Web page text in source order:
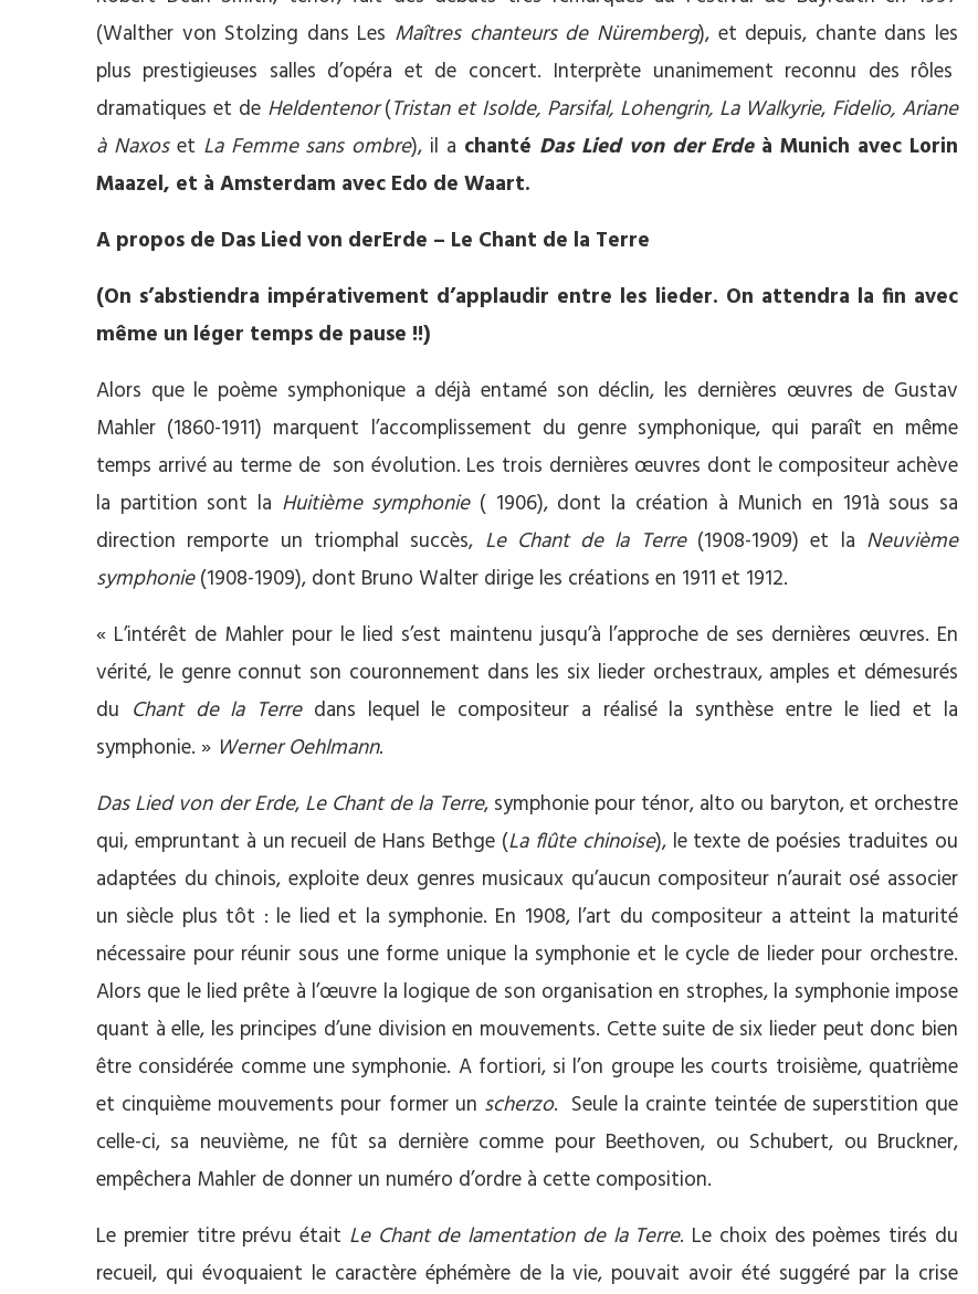
(Walther von Stolzing dans Les Maîtres chanteurs de Nüremberg), et depuis, chante dans les
plus prestigieuses salles d’opéra et de concert. Interprète unanimement reconnu des rôles
dramatiques et de Heldentenor(Tristan et Isolde, Parsifal, Lohengrin, La Walkyrie, Fidelio, Ariane
à Naxoset La Femme sans ombre), il a chanté Das Lied von der Erdeà Munich avec Lorin
Maazel, et à Amsterdam avec Edo de Waart.
A propos de Das Lied von derErde – Le Chant de la Terre
(On s’abstiendra impérativement d’applaudir entre les lieder. On attendra la fin avec
même un léger temps de pause !!)
Alors que le poème symphonique a déjà entamé son déclin, les dernières œuvres de Gustav
Mahler (1860-1911) marquent l’accomplissement du genre symphonique, qui paraît en même
temps arrivé au terme de son évolution. Les trois dernières œuvres dont le compositeur achève
la partition sont la Huitième symphonie( 1906), dont la création à Munich en 191à sous sa
direction remporte un triomphal succès, Le Chant de la Terre(1908-1909) et la Neuvième
symphonie(1908-1909), dont Bruno Walter dirige les créations en 1911 et 1912.
« L’intérêt de Mahler pour le lied s’est maintenu jusqu’à l’approche de ses dernières œuvres. En
vérité, le genre connut son couronnement dans les six lieder orchestraux, amples et démesurés
du Chant de la Terredans lequel le compositeur a réalisé la synthèse entre le lied et la
symphonie. » Werner Oehlmann.
Das Lied von der Erde, Le Chant de la Terre, symphonie pour ténor, alto ou baryton, et orchestre
qui, empruntant à un recueil de Hans Bethge (La flûte chinoise), le texte de poésies traduites ou
adaptées du chinois, exploite deux genres musicaux qu’aucun compositeur n’aurait osé associer
un siècle plus tôt : le lied et la symphonie. En 1908, l’art du compositeur a atteint la maturité
nécessaire pour réunir sous une forme unique la symphonie et le cycle de lieder pour orchestre.
Alors que le lied prête à l’œuvre la logique de son organisation en strophes, la symphonie impose
quant à elle, les principes d’une division en mouvements. Cette suite de six lieder peut donc bien
être considérée comme une symphonie. A fortiori, si l’on groupe les courts troisième, quatrième
et cinquième mouvements pour former un scherzo. Seule la crainte teintée de superstition que
celle-ci, sa neuvième, ne fût sa dernière comme pour Beethoven, ou Schubert, ou Bruckner,
empêchera Mahler de donner un numéro d’ordre à cette composition.
Le premier titre prévu était Le Chant de lamentation de la Terre. Le choix des poèmes tirés du
recueil, qui évoquaient le caractère éphémère de la vie, pouvait avoir été suggéré par la crise